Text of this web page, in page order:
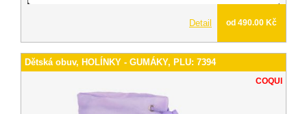
Detail od 490.00 Kč
Dětská obuv, HOLÍNKY - GUMÁKY, PLU: 7394
COQUI